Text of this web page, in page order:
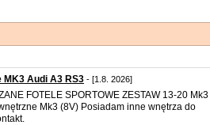
Audi A3 RS3 - [1.8. 2026]
FOTELE SPORTOWE ZESTAW 13-20 Mk3
Mk3 (8V) Posiadam inne wnętrza do